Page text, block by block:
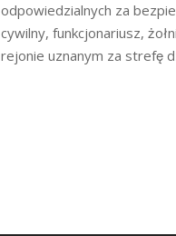
odpowiedzialnych za
cywilny, funkcjonariusz,
rejonie uznanym za strefę